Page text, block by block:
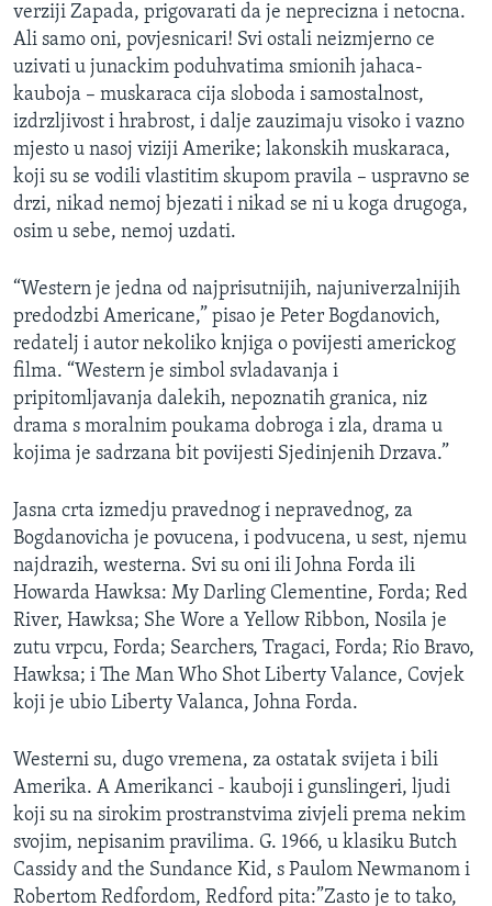
verziji Zapada, prigovarati da je neprecizna i netocna.
Ali samo oni, povjesnicari! Svi ostali neizmjerno ce
uzivati u junackim poduhvatima smionih jahaca-
kauboja – muskaraca cija sloboda i samostalnost,
izdrzljivost i hrabrost, i dalje zauzimaju visoko i vazno
mjesto u nasoj viziji Amerike; lakonskih muskaraca,
koji su se vodili vlastitim skupom pravila – uspravno se
drzi, nikad nemoj bjezati i nikad se ni u koga drugoga,
osim u sebe, nemoj uzdati.
“Western je jedna od najprisutnijih, najuniverzalnijih
predodzbi Americane,” pisao je Peter Bogdanovich,
redatelj i autor nekoliko knjiga o povijesti americkog
filma. “Western je simbol svladavanja i
pripitomljavanja dalekih, nepoznatih granica, niz
drama s moralnim poukama dobroga i zla, drama u
kojima je sadrzana bit povijesti Sjedinjenih Drzava.”
Jasna crta izmedju pravednog i nepravednog, za
Bogdanovicha je povucena, i podvucena, u sest, njemu
najdrazih, westerna. Svi su oni ili Johna Forda ili
Howarda Hawksa: My Darling Clementine, Forda; Red
River, Hawksa; She Wore a Yellow Ribbon, Nosila je
zutu vrpcu, Forda; Searchers, Tragaci, Forda; Rio Bravo,
Hawksa; i The Man Who Shot Liberty Valance, Covjek
koji je ubio Liberty Valanca, Johna Forda.
Westerni su, dugo vremena, za ostatak svijeta i bili
Amerika. A Amerikanci - kauboji i gunslingeri, ljudi
koji su na sirokim prostranstvima zivjeli prema nekim
svojim, nepisanim pravilima. G. 1966, u klasiku Butch
Cassidy and the Sundance Kid, s Paulom Newmanom i
Robertom Redfordom, Redford pita:”Zasto je to tako,